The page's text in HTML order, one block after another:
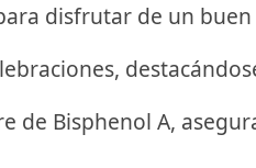
disfrutar de un
de Bisphenol A,